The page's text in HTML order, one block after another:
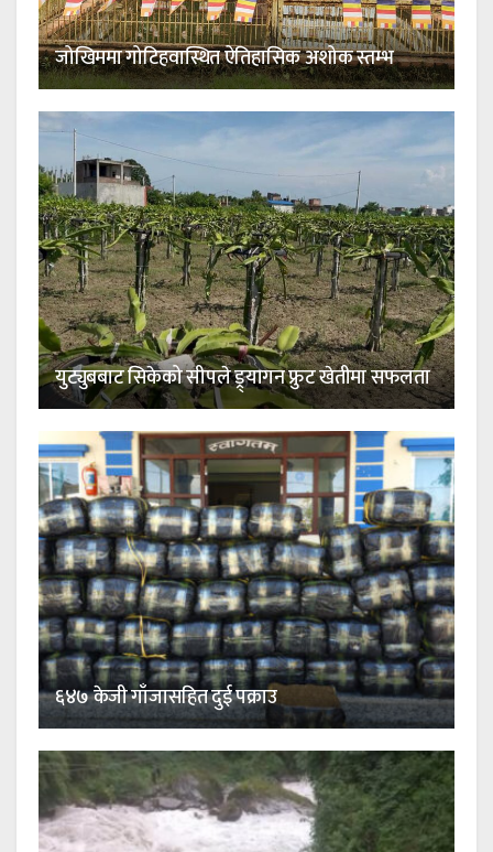
जोखिममा गोटिहवास्थित ऐतिहासिक अशोक स्तम्भ
युट्युबबाट सिकेको सीपले ड्र्यागन फ्रुट खेतीमा सफलता
६४७ केजी गाँजासहित दुई पक्राउ